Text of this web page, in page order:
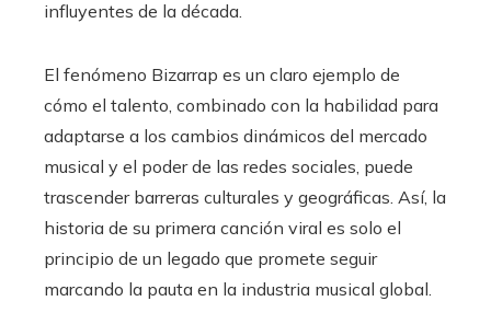
influyentes de la década.
El fenómeno Bizarrap es un claro ejemplo de
cómo el talento, combinado con la habilidad para
adaptarse a los cambios dinámicos del mercado
musical y el poder de las redes sociales, puede
trascender barreras culturales y geográficas. Así, la
historia de su primera canción viral es solo el
principio de un legado que promete seguir
marcando la pauta en la industria musical global.